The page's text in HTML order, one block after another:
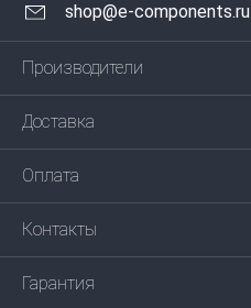
shop@e-components.ru
Производители
Доставка
Оплата
Контакты
Гарантия